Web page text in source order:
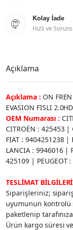

Kolay İade
Hızlı ve
Açıklama
Açıklama : ON
EVASION FISLI
OEM Numarası :
CITROËN : 425453 |
FIAT : 9404251238 |
LANCIA : 9946016 |
425109 | PEUGEOT
TESLİMAT BİLGİLERİ
Siparişleriniz;
uyumunun kontrolü
paketlenip
Ürün kargo süresi